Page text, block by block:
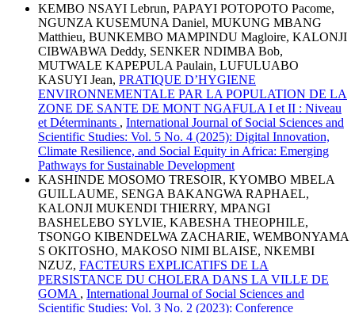
KEMBO NSAYI Lebrun, PAPAYI POTOPOTO Pacome,
NGUNZA KUSEMUNA Daniel, MUKUNG MBANG
Matthieu, BUNKEMBO MAMPINDU Magloire, KALONJI
CIBWABWA Deddy, SENKER NDIMBA Bob,
MUTWALE KAPEPULA Paulain, LUFULUABO
KASUYI Jean, PRATIQUE D’HYGIENE
ENVIRONNEMENTALE PAR LA POPULATION DE LA
ZONE DE SANTE DE MONT NGAFULA I et II : Niveau
et Déterminants , International Journal of Social Sciences and
Scientific Studies: Vol. 5 No. 4 (2025): Digital Innovation,
Climate Resilience, and Social Equity in Africa: Emerging
Pathways for Sustainable Development
KASHINDE MOSOMO TRESOIR, KYOMBO MBELA
GUILLAUME, SENGA BAKANGWA RAPHAEL,
KALONJI MUKENDI THIERRY, MPANGI
BASHELEBO SYLVIE, KABESHA THEOPHILE,
TSONGO KIBENDELWA ZACHARIE, WEMBONYAMA
S OKITOSHO, MAKOSO NIMI BLAISE, NKEMBI
NZUZ, FACTEURS EXPLICATIFS DE LA
PERSISTANCE DU CHOLERA DANS LA VILLE DE
GOMA , International Journal of Social Sciences and
Scientific Studies: Vol. 3 No. 2 (2023): Conference